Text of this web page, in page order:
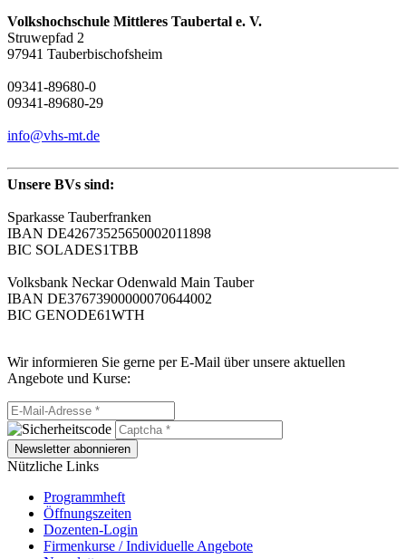
Volkshochschule Mittleres Taubertal e. V.
Struwepfad 2
97941 Tauberbischofsheim
09341-89680-0
09341-89680-29
info@vhs-mt.de
Unsere BVs sind:
Sparkasse Tauberfranken
IBAN DE42673525650002011898
BIC SOLADES1TBB
Volksbank Neckar Odenwald Main Tauber
IBAN DE37673900000070644002
BIC GENODE61WTH
Wir informieren Sie gerne per E-Mail über unsere aktuellen
Angebote und Kurse:
Newsletter abonnieren
Nützliche Links
Programmheft
Öffnungszeiten
Dozenten-Login
Firmenkurse / Individuelle Angebote